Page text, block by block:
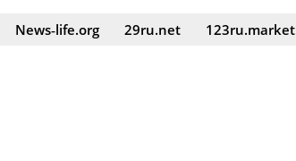
News‑life.org 29ru.net 123ru.market